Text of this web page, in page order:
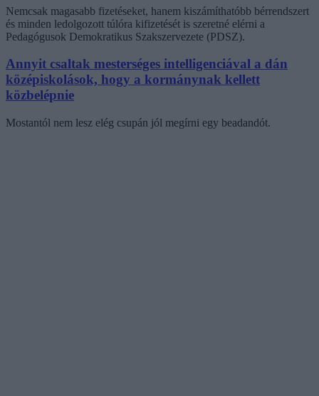
Nemcsak magasabb fizetéseket, hanem kiszámíthatóbb bérrendszert
és minden ledolgozott túlóra kifizetését is szeretné elérni a
Pedagógusok Demokratikus Szakszervezete (PDSZ).
Annyit csaltak mesterséges intelligenciával a dán
középiskolások, hogy a kormánynak kellett
közbelépnie
Mostantól nem lesz elég csupán jól megírni egy beadandót.